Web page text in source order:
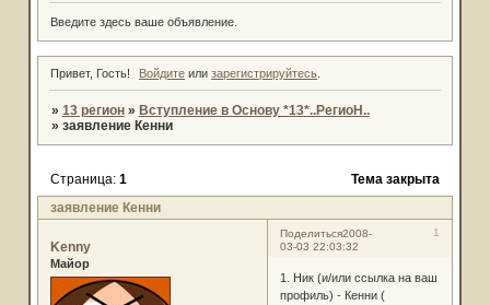
Введите здесь ваше объявление.
Привет, Гость! Войдите илизарегистрируйтесь
» 13 регион » Вступление в Основу *13*..РегиоН..
» заявление Кенни
заявление Кенни
Страница: 1 Тема закрыта
Поделиться 1
2008-
03-03 22:03:32
Kenny
Майор
1. Ник (и/или ссылка на ваш
профиль) - Кенни (